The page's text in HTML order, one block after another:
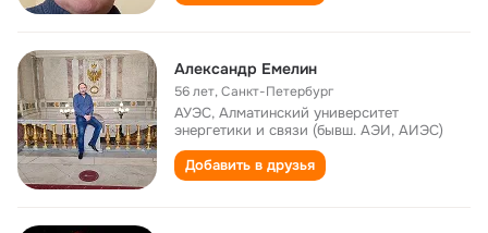
Александр Емелин
56 лет,Санкт-Петербург
АУЭС, Алматинский университет
энергетики и связи (бывш. АЭИ, АИЭС)
Добавить в друзья